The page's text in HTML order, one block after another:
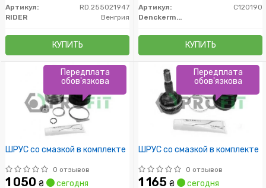
Артикул:
RD.255021947
RIDER
Венгрия
КУПИТЬ
Артикул:
C120190
Denckermann
КУПИТЬ
ШРУС со смазкой в комплекте
0 отзывов
1 050 ₴ сегодня
Передплата
обов'язкова
ШРУС со смазкой в комплекте
0 отзывов
1 165 ₴ сегодня
Передплата
обов'язкова